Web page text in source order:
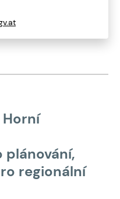
Horní
plánování,
regionální